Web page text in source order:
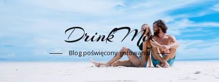
DrinkMix
Blog poświęcony gotowaniu